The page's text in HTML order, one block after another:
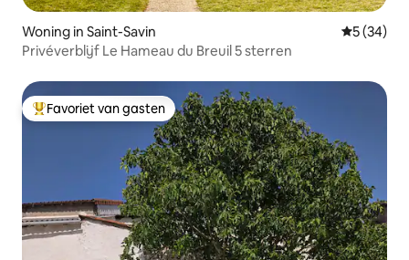
Woning in Saint-Savin
5 (34)
Privéverblijf Le Hameau du Breuil 5 sterren
Topfavoriet van gasten
Favoriet van gasten